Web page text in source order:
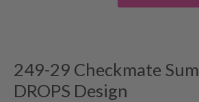
249-29 Checkmate
DROPS Design